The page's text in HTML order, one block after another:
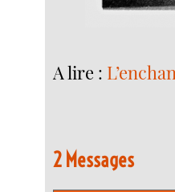
A lire :
2 Messages